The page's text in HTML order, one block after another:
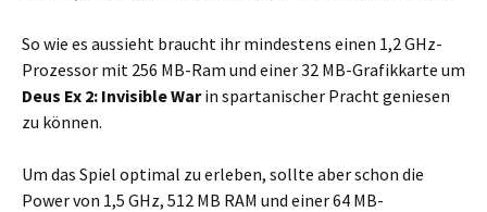
So wie es aussieht braucht ihr mindestens einen 1,2 GHz-
Prozessor mit 256 MB-Ram und einer 32 MB-Grafikkarte um
Deus Ex 2: Invisible Warin spartanischer Pracht geniesen
zu können.
Um das Spiel optimal zu erleben, sollte aber schon die
Power von 1,5 GHz, 512 MB RAM und einer 64 MB-